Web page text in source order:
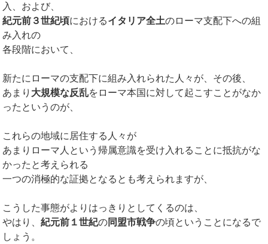
入、および、
紀元前３世紀頃におけるイタリア全土のローマ支配下への組
み入れの
各段階において、
新たにローマの支配下に組み入れられた人々が、その後、
あまり 大規模な反乱をローマ本国に対して起こすことがなか
ったというのが、
これらの地域に居住する人々が
あまりローマ人という帰属意識を受け入れることに抵抗がな
かったと考えられる
一つの消極的な証拠となるとも考えられますが、
こうした事態がよりはっきりとしてくるのは、
やはり、紀元前１世紀の同盟市戦争の頃ということになるで
しょう。